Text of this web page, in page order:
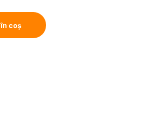
Putere 750W, Capacitate: 2
coș